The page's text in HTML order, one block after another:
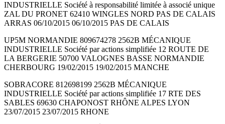
INDUSTRIELLE Société à responsabilité limitée à associé unique
ZAL DU PRONET 62410 WINGLES NORD PAS DE CALAIS
ARRAS 06/10/2015 06/10/2015 PAS DE CALAIS
UP5M NORMANDIE 809674278 2562B MÉCANIQUE
INDUSTRIELLE Société par actions simplifiée 12 ROUTE DE
LA BERGERIE 50700 VALOGNES BASSE NORMANDIE
CHERBOURG 19/02/2015 19/02/2015 MANCHE
SOBRACORE 812698199 2562B MÉCANIQUE
INDUSTRIELLE Société par actions simplifiée 17 RTE DES
SABLES 69630 CHAPONOST RHÔNE ALPES LYON
23/07/2015 23/07/2015 RHONE